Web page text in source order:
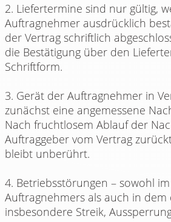
2. Liefertermine sind nur gültig,
Auftragnehmer ausdrücklich
der Vertrag schriftlich
die Bestätigung über den
Schriftform.
3. Gerät der Auftragnehmer in
zunächst eine angemessene
Nach fruchtlosem Ablauf der
Auftraggeber vom Vertrag
bleibt unberührt.
4. Betriebsstörungen – sowohl
Auftragnehmers als auch in dem
insbesondere Streik,